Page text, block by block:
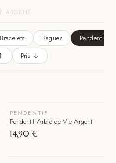
ARGENT
Bracelets Bagues Pendentifs
Prix ↓
PENDENTIF
Pendentif Arbre de Vie Argent
14,90 €